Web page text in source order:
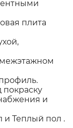
плита
покраску
и
и Теплый пол .